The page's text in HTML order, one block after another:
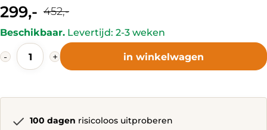
299,-
Current
price
is:
299,-.
452,-
Original
price
was:
452,-.
Beschikbaar. Levertijd: 2-3 weken
-
Longuevillette
Bureaustoel
Grijs
+ in winkelwagen
100 dagen risicoloos uitproberen